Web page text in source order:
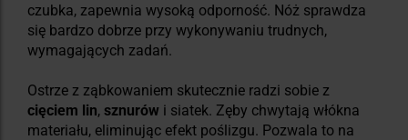
czubka, zapewnia wysoką odporność. Nóż sprawdza
się bardzo dobrze przy wykonywaniu trudnych,
wymagających zadań.
Ostrze z ząbkowaniem skutecznie radzi sobie z
cięciem lin, sznurów i siatek. Zęby chwytają włókna
materiału, eliminując efekt poślizgu. Pozwala to na